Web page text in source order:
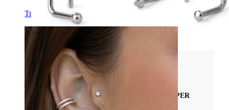
Tragus
Tipi di Gioielli da Piercing
LA TUA GUIDA COMPLETA ALLE VITI PER
PIERCING AL NASO